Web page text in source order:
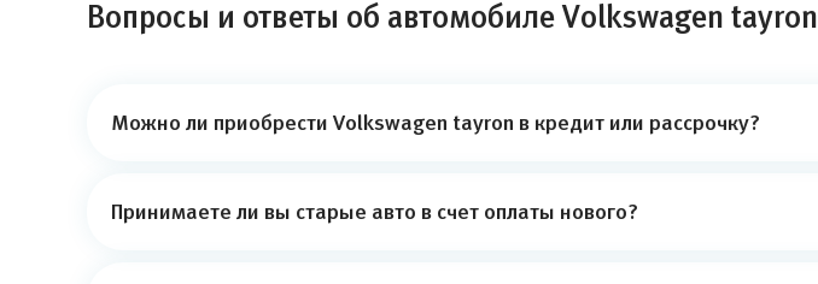
Вопросы и ответы об автомобиле Volkswagen tayron
Можно ли приобрести Volkswagen tayron в кредит или рассрочку?
Принимаете ли вы старые авто в счет оплаты нового?